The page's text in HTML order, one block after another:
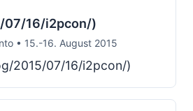
07/16/i2pcon/)
• 15.-16. August 2015
2015/07/16/i2pcon/)